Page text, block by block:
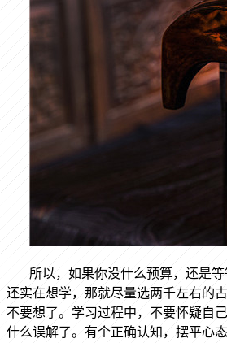
所以，如果你没什么预算，还是
还实在想学，那就尽量选两千左右的
不要想了。学习过程中，不要怀疑自
什么误解了。有个正确认知，摆平心态